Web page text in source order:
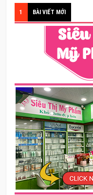
1 BÀI VIẾT MỚI